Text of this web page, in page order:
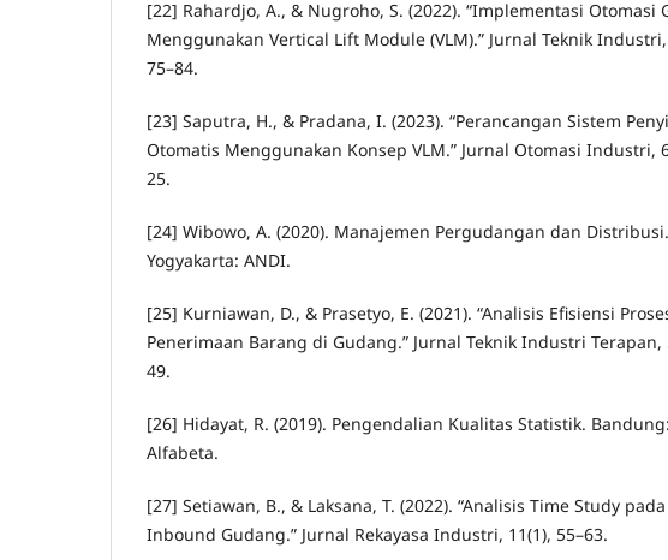
[22] Rahardjo, A., & Nugroho, S. (2022). “Implementasi Otomasi
Menggunakan Vertical Lift Module (VLM).” Jurnal Teknik Industri,
75–84.
[23] Saputra, H., & Pradana, I. (2023). “Perancangan Sistem
Otomatis Menggunakan Konsep VLM.” Jurnal Otomasi Industri,
25.
[24] Wibowo, A. (2020). Manajemen Pergudangan dan Distribusi.
Yogyakarta: ANDI.
[25] Kurniawan, D., & Prasetyo, E. (2021). “Analisis Efisiensi
Penerimaan Barang di Gudang.” Jurnal Teknik Industri Terapan,
49.
[26] Hidayat, R. (2019). Pengendalian Kualitas Statistik. Bandung:
Alfabeta.
[27] Setiawan, B., & Laksana, T. (2022). “Analisis Time Study
Inbound Gudang.” Jurnal Rekayasa Industri, 11(1), 55–63.